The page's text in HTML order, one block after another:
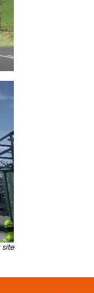
site